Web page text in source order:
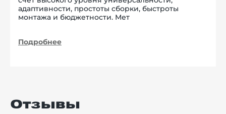
адаптивности, простоты сборки, быстроты
монтажа и бюджетности. Мет
Подробнее
Отзывы